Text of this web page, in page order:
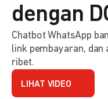
dengan
Chatbot WhatsApp
link pembayaran, dan
ribet.
LIHAT VIDEO